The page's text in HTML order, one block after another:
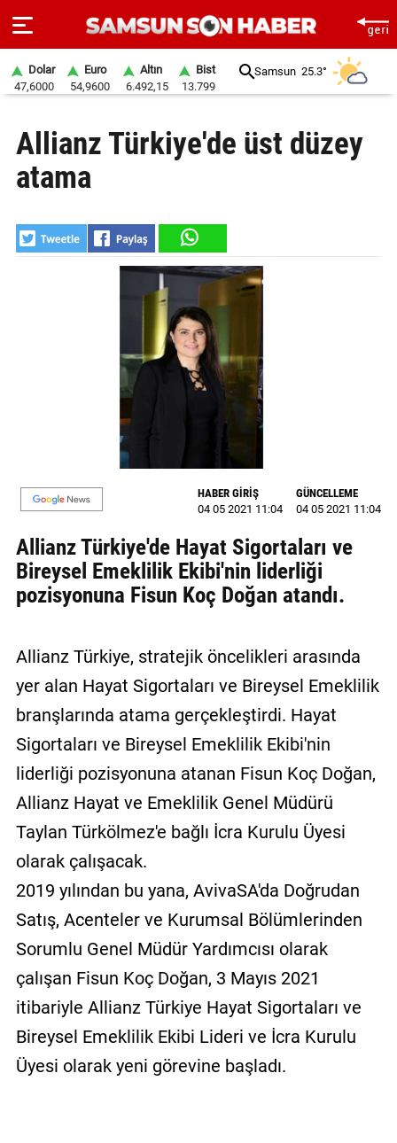
SAYFA
SAMSUN
SAMSUNSPOR
VİDEO
YAZARLAR
BİZE
ULAŞIN
İletişim
Gizlilik
Politikası
Dolar
47,6000
Euro
54,9600
Altın
6.492,15
Bist
13.799
Samsun 25.3°
Allianz Türkiye'de üst düzey
atama
HABER GİRİŞ
04 05 2021 11:04
GÜNCELLEME
04 05 2021 11:04
Allianz Türkiye'de Hayat Sigortaları ve
Bireysel Emeklilik Ekibi'nin liderliği
pozisyonuna Fisun Koç Doğan atandı.
Allianz Türkiye, stratejik öncelikleri arasında
yer alan Hayat Sigortaları ve Bireysel Emeklilik
branşlarında atama gerçekleştirdi. Hayat
Sigortaları ve Bireysel Emeklilik Ekibi'nin
liderliği pozisyonuna atanan Fisun Koç Doğan,
Allianz Hayat ve Emeklilik Genel Müdürü
Taylan Türkölmez'e bağlı İcra Kurulu Üyesi
olarak çalışacak.
2019 yılından bu yana, AvivaSA'da Doğrudan
Satış, Acenteler ve Kurumsal Bölümlerinden
Sorumlu Genel Müdür Yardımcısı olarak
çalışan Fisun Koç Doğan, 3 Mayıs 2021
itibariyle Allianz Türkiye Hayat Sigortaları ve
Bireysel Emeklilik Ekibi Lideri ve İcra Kurulu
Üyesi olarak yeni görevine başladı.